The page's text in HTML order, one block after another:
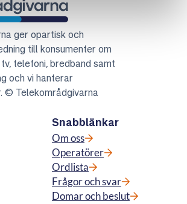
ger opartisk och
till konsumenter om
telefoni, bredband samt
och vi hanterar
© Telekområdgivarna
Snabblänkar
Om oss
Operatörer
Ordlista
Frågor och svar
Domar och beslut